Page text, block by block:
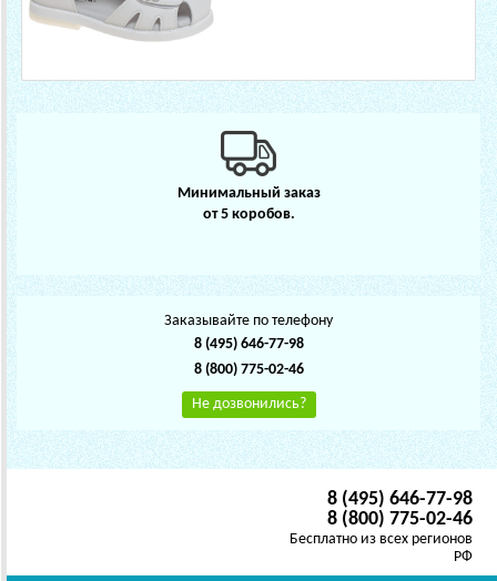
Минимальный заказ
от 5 коробов.
Заказывайте по телефону
8 (495) 646-77-98
8 (800) 775-02-46
Не дозвонились?
8 (495) 646-77-98
8 (800) 775-02-46
Бесплатно из всех регионов
РФ